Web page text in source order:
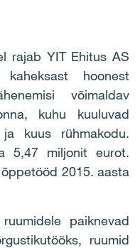
rajab YIT Ehitus AS
hoonest
võimaldav
kuhu kuuluvad
kuus rühmakodu.
5,47 miljonit eurot.
2015. aasta
paiknevad
ruumid